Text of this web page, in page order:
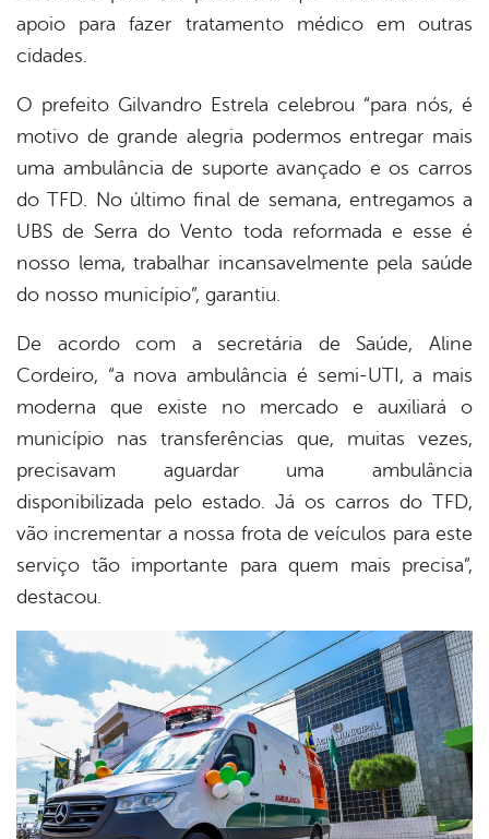
apoio para fazer tratamento médico em outras
cidades.
O prefeito Gilvandro Estrela celebrou “para nós, é
motivo de grande alegria podermos entregar mais
uma ambulância de suporte avançado e os carros
do TFD. No último final de semana, entregamos a
UBS de Serra do Vento toda reformada e esse é
nosso lema, trabalhar incansavelmente pela saúde
do nosso município”, garantiu.
De acordo com a secretária de Saúde, Aline
Cordeiro, “a nova ambulância é semi-UTI, a mais
moderna que existe no mercado e auxiliará o
município nas transferências que, muitas vezes,
precisavam aguardar uma ambulância
disponibilizada pelo estado. Já os carros do TFD,
vão incrementar a nossa frota de veículos para este
serviço tão importante para quem mais precisa”,
destacou.